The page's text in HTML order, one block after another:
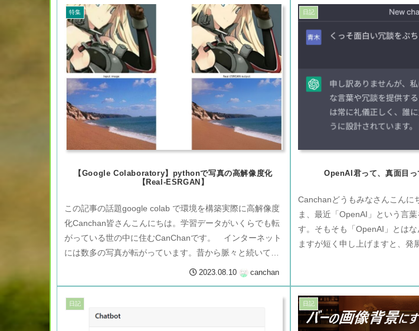
特集
【Google Colaboratory】pythonで写真の高解像度化
【Real-ESRGAN】
この記事の話題google colab で環境を構築実際に高解像度
化Canchan皆さんこんにちは。学習データがいくらでも転
がっている世の中に住むCanChanです。 インターネット
には数多の写真が転がっています。昔から脈々と続いてき
2023.08.10 canchan
日記
OpenAI君って、真面目
Canchanどうもみなさんこんに
ま、最近「OpenAI」という言
す。そもそも「OpenAI」とは
ますが短く申し上げますと、発
日記 日記